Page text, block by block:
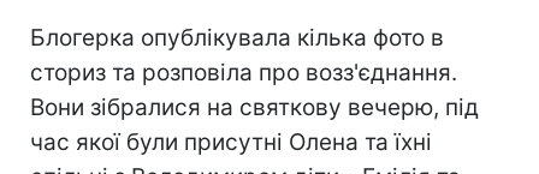
Блогерка опублікувала кілька фото в
сториз та розповіла про возз'єднання.
Вони зібралися на святкову вечерю, під
час якої були присутні Олена та їхні